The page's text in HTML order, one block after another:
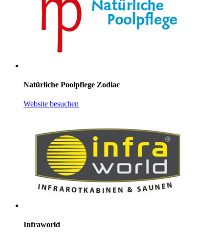
Natürliche Poolpflege Zodiac
Website besuchen
Infraworld